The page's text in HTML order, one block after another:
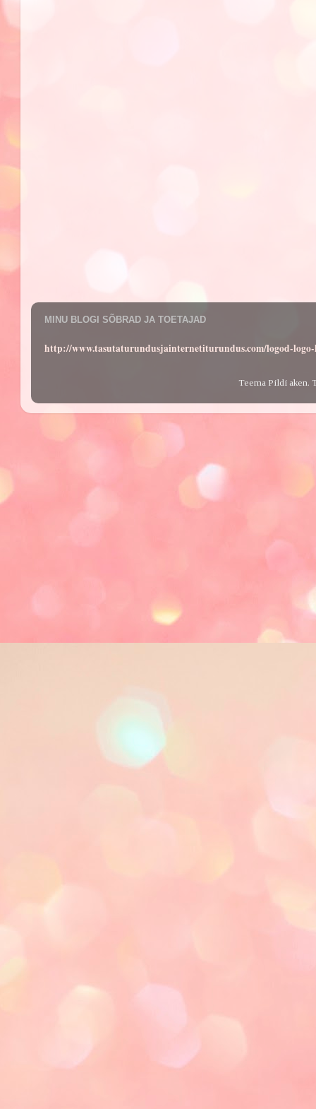
MINU BLOGI SÕBRAD JA TOETAJAD
http://www.tasutaturundusjainternetiturundus.com/logod-
Teema Pildi aken.